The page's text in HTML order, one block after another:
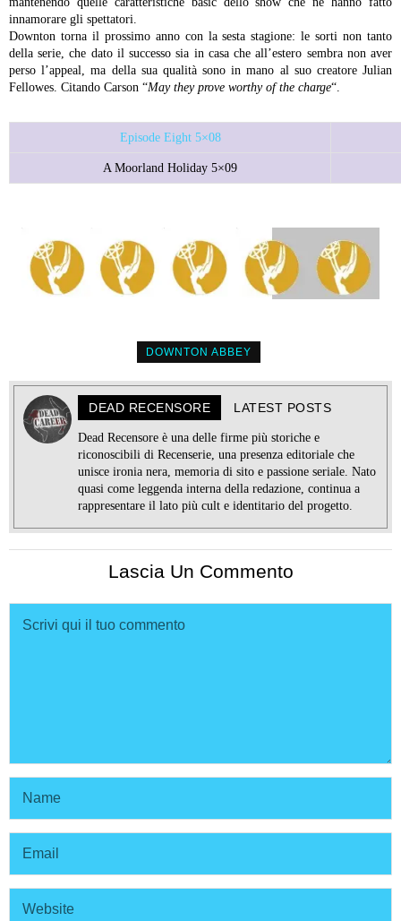
innamorare gli spettatori.
Downton torna il prossimo anno con la sesta stagione: le sorti non tanto
della serie, che dato il successo sia in casa che all’estero sembra non aver
perso l’appeal, ma della sua qualità sono in mano al suo creatore Julian
Fellowes. Citando Carson “May they prove worthy of the charge“.
Episode Eight 5×08
A Moorland Holiday 5×09
DOWNTON ABBEY
DEAD RECENSORE LATEST POSTS
Dead Recensore è una delle firme più storiche e
riconoscibili di Recenserie, una presenza editoriale che
unisce ironia nera, memoria di sito e passione seriale. Nato
quasi come leggenda interna della redazione, continua a
rappresentare il lato più cult e identitario del progetto.
Lascia Un Commento